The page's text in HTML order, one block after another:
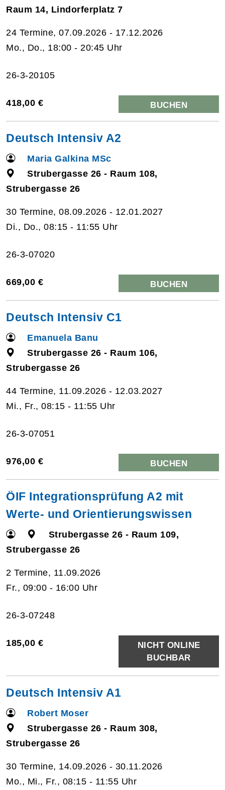
Raum 14, Lindorferplatz 7
24 Termine, 07.09.2026 - 17.12.2026
Mo., Do., 18:00 - 20:45 Uhr
26-3-20105
418,00 € BUCHEN
Deutsch Intensiv A2
Maria Galkina MSc
Strubergasse 26 - Raum 108,
Strubergasse 26
30 Termine, 08.09.2026 - 12.01.2027
Di., Do., 08:15 - 11:55 Uhr
26-3-07020
669,00 € BUCHEN
Deutsch Intensiv C1
Emanuela Banu
Strubergasse 26 - Raum 106,
Strubergasse 26
44 Termine, 11.09.2026 - 12.03.2027
Mi., Fr., 08:15 - 11:55 Uhr
26-3-07051
976,00 € BUCHEN
ÖIF Integrationsprüfung A2 mit
Werte- und Orientierungswissen
Strubergasse 26 - Raum 109,
Strubergasse 26
2 Termine, 11.09.2026
Fr., 09:00 - 16:00 Uhr
26-3-07248
185,00 €
NICHT ONLINE
BUCHBAR
Deutsch Intensiv A1
Robert Moser
Strubergasse 26 - Raum 308,
Strubergasse 26
30 Termine, 14.09.2026 - 30.11.2026
Mo., Mi., Fr., 08:15 - 11:55 Uhr